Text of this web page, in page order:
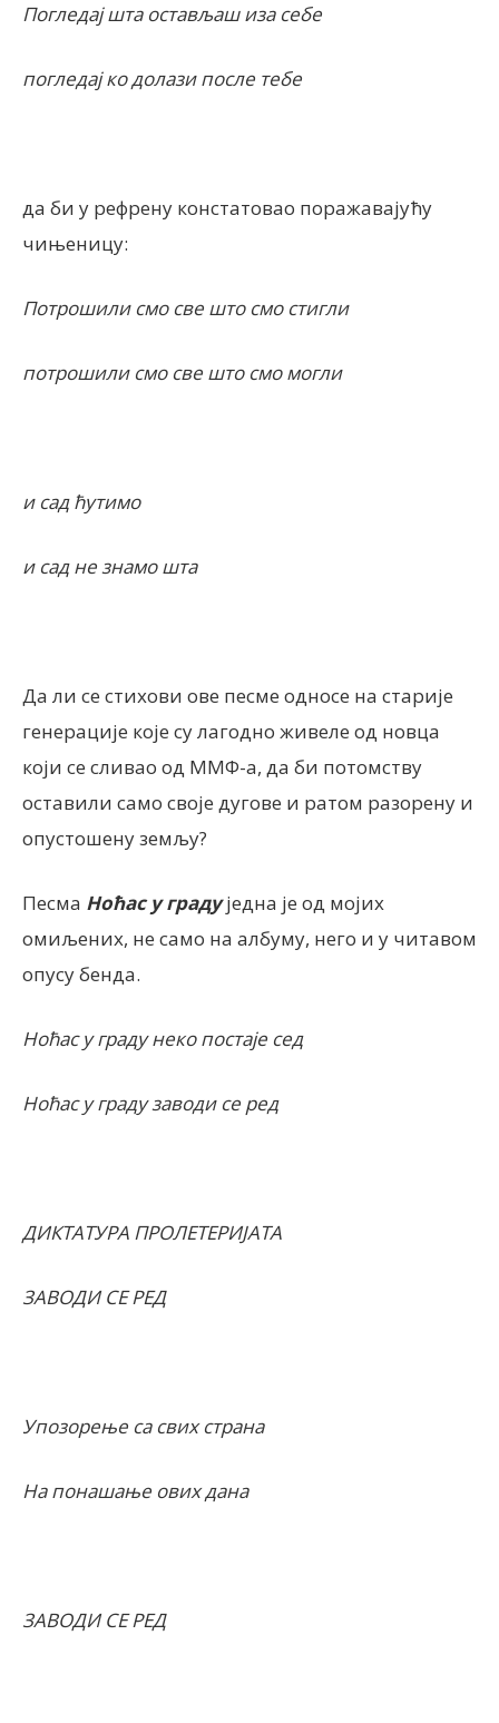
Погледај шта остављаш иза себе
погледај ко долази после тебе
да би у рефрену констатовао поражавајућу
чињеницу:
Потрошили смо све што смо стигли
потрошили смо све што смо могли
и сад ћутимо
и сад не знамо шта
Да ли се стихови ове песме односе на старије
генерације које су лагодно живеле од новца
који се сливао од ММФ-а, да би потомству
оставили само своје дугове и ратом разорену и
опустошену земљу?
Песма Ноћас у градуједна је од мојих
омиљених, не само на албуму, него и у читавом
опусу бенда.
Ноћас у граду неко постаје сед
Ноћас у граду заводи се ред
ДИКТАТУРА ПРОЛЕТЕРИЈАТА
ЗАВОДИ СЕ РЕД
Упозорење са свих страна
На понашање ових дана
ЗАВОДИ СЕ РЕД